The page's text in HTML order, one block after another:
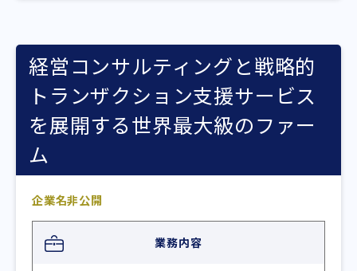
経営コンサルティングと戦略的
トランザクション支援サービス
を展開する世界最大級のファー
ム
企業名非公開
業務内容